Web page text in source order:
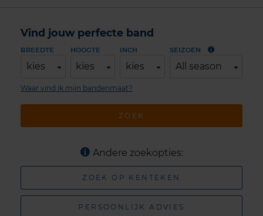
Vind jouw perfecte band
BREEDTE
kies
HOOGTE
kies
INCH
kies
SEIZOEN
All season
ZOEK
Waar vind ik mijn bandenmaat?
Andere zoekopties:
ZOEK OP KENTEKEN
PERSOONLIJK ADVIES